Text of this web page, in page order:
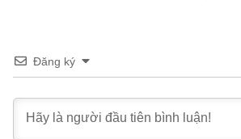
Đăng ký